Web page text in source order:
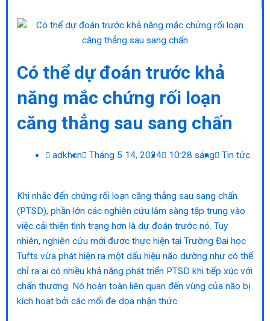
Có thể dự đoán trước khả
năng mắc chứng rối loạn
căng thẳng sau sang chấn
adkhcn Tháng 5 14, 2024 10:28 sáng Tin tức
Khi nhắc đến chứng rối loạn căng thẳng sau sang chấn
(PTSD), phần lớn các nghiên cứu lâm sàng tập trung vào
việc cải thiện tình trạng hơn là dự đoán trước nó. Tuy
nhiên, nghiên cứu mới được thực hiện tại Trường Đại học
Tufts vừa phát hiện ra một dấu hiệu não dường như có thể
chỉ ra ai có nhiều khả năng phát triển PTSD khi tiếp xúc với
chấn thương. Nó hoàn toàn liên quan đến vùng của não bị
kích hoạt bởi các mối đe dọa nhận thức.